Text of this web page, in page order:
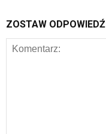
ZOSTAW ODPOWIEDŹ